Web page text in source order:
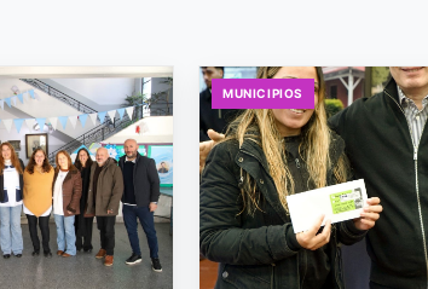
MUNICIPIOS